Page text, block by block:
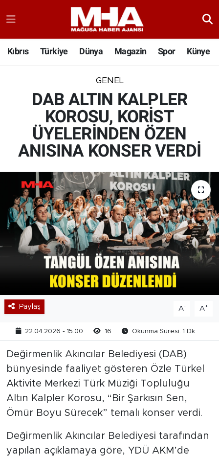
Kıbrıs Türkiye Dünya Magazin Spor Künye
GENEL
DAB ALTIN KALPLER
KOROSU, KORİST
ÜYELERİNDEN ÖZEN
ANISINA KONSER VERDİ
Paylaş A- A+
22.04.2026 - 15:00 16 Okunma Süresi: 1 Dk
Değirmenlik Akıncılar Belediyesi (DAB)
bünyesinde faaliyet gösteren Özle Türkel
Aktivite Merkezi Türk Müziği Topluluğu
Altın Kalpler Korosu, “Bir Şarkısın Sen,
Ömür Boyu Sürecek” temalı konser verdi.
Değirmenlik Akıncılar Belediyesi tarafından
yapılan açıklamaya göre, YDÜ AKM’de